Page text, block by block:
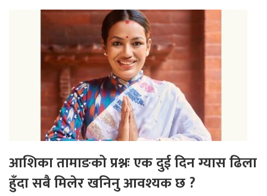
आशिका तामाङको प्रश्नः एक दुई दिन ग्यास ढिला
हुँदा सबै मिलेर खनिनु आवश्यक छ ?